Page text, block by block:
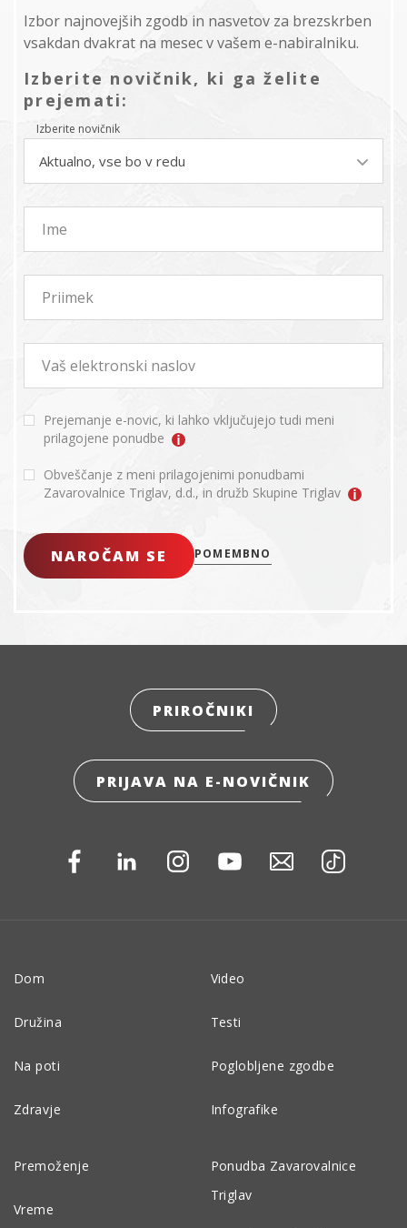
Izbor najnovejših zgodb in nasvetov za brezskrben
vsakdan dvakrat na mesec v vašem e-nabiralniku.
Izberite novičnik, ki ga želite
prejemati:
Izberite novičnik
Aktualno, vse bo v redu
Ime
Priimek
Vaš elektronski naslov
Prejemanje e-novic, ki lahko vključujejo tudi meni
prilagojene ponudbe
Obveščanje z meni prilagojenimi ponudbami
Zavarovalnice Triglav, d.d., in družb Skupine Triglav
NAROČAM SE POMEMBNO
PRIROČNIKI
PRIJAVA NA E-NOVIČNIK
Dom
Družina
Na poti
Zdravje
Premoženje
Vreme
Video
Testi
Poglobljene zgodbe
Infografike
Ponudba Zavarovalnice
Triglav